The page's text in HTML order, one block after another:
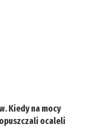
Kiedy na mocy
ocaleli